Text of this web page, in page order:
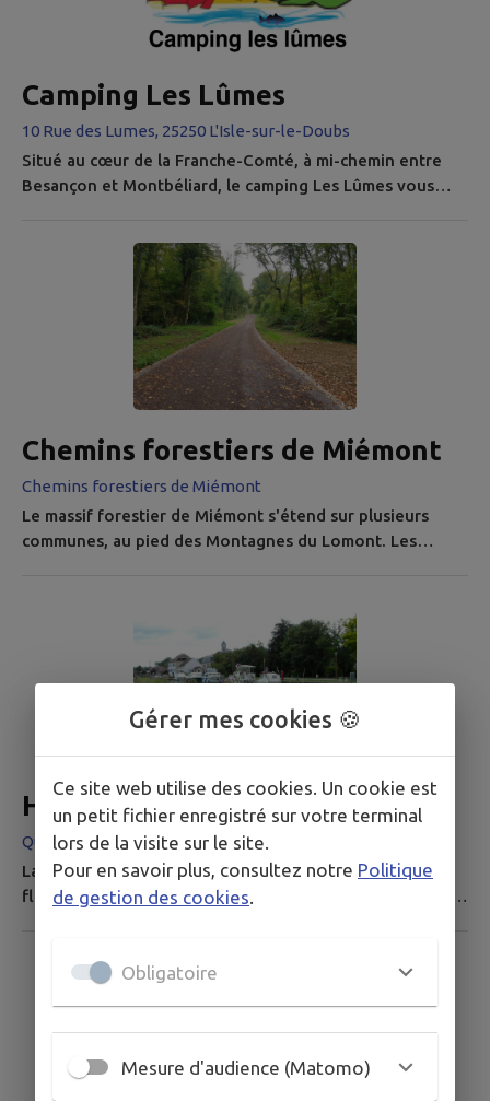
Camping Les Lûmes
10 Rue des Lumes, 25250 L'Isle-sur-le-Doubs
Situé au cœur de la Franche-Comté, à mi-chemin entre
Besançon et Montbéliard, le camping Les Lûmes vous
de jeux pour enfants de 3 à 10 ans. En bordure des rives
du Doubs, le camping est très calme de par sa proximité
avec la rivière, il est situé à côté de tous les commerces
Chemins forestiers de Miémont
Chemins forestiers de Miémont
Le massif forestier de Miémont s'étend sur plusieurs
communes, au pied des Montagnes du Lomont. Les
constitué une Association Syndicale Libre afin de
permettre la réfection des pistes forestières qui
desservent le massif. Ces pistes, utilisées principalement
pour l'exploitation du bois sont...
Halte fluviale
Quai du Canal, 25250 L'Isle-sur-le-Doubs
La commune de L'Isle-sur-le Doubs dispose d'une halte
fluviale, équipée de bornes électriques, une borne pour
durée d'un séjour est limitée à 5 jours consécutifs. Le
Gérer mes cookies 🍪
Ce site web utilise des cookies. Un cookie est
un petit fichier enregistré sur votre terminal
lors de la visite sur le site.
Pour en savoir plus, consultez notre Politique
de gestion des cookies.
Obligatoire
Mesure d'audience (Matomo)